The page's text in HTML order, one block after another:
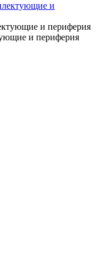
и
и периферия
и периферия